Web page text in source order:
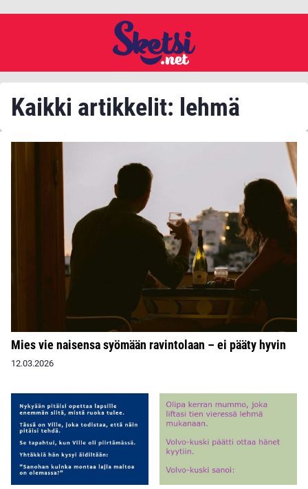
Kaikki artikkelit: lehmä
Mies vie naisensa syömään ravintolaan – ei pääty hyvin
12.03.2026